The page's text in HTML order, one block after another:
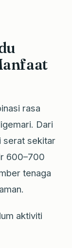
rasa
Dari
serat sekitar
600–700
tenaga
aktiviti